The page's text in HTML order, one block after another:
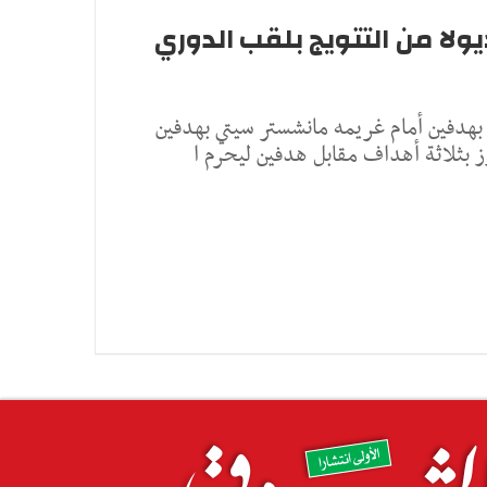
من التتويج بلقب الدوري
أمام غريمه مانشستر سيتي بهدفين
بثلاثة أهداف مقابل هدفين ليحرم ا